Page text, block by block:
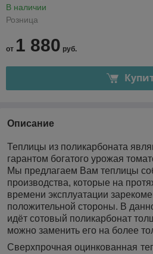
В наличии
Розница
от 1 880 руб.
Описание
Теплицы из поликарбоната
гарантом богатого урожая
Мы предлагаем Вам теплицы
производства, которые на
времени эксплуатации
положительной стороны. В
идёт сотовый поликарбонат
можно заменить его на более
Сверхпрочная оцинкованная